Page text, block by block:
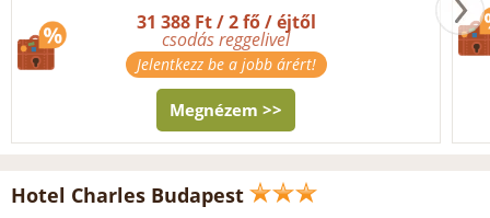
31 388 Ft / 2 fő / éjtől
csodás reggelivel
Jelentkezz be a jobb árért!
Megnézem >>
Hotel Charles Budapest